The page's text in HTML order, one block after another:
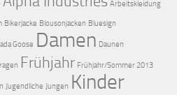
Arbeitskleidung
Bikerjacke Blousonjacken Bluesign
Goose Damen Daunen
Frühjahr Frühjahr/Sommer 2013
Jugendliche Jungen Kinder